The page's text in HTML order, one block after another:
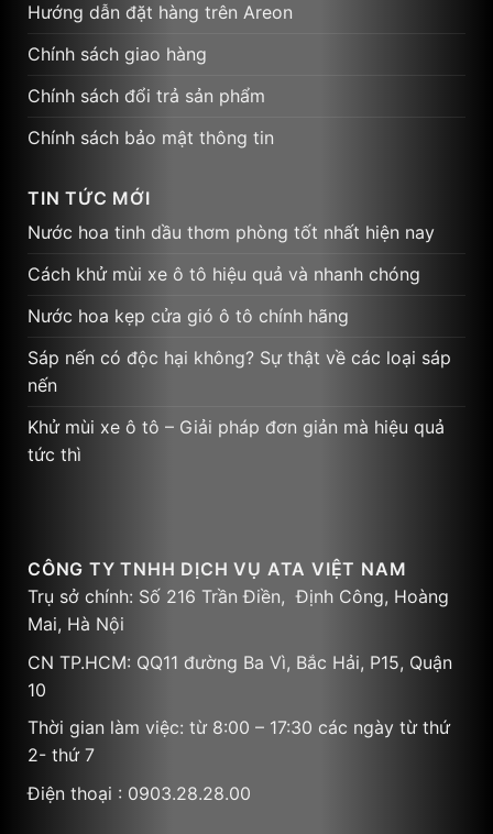
Hướng dẫn đặt hàng trên Areon
Chính sách giao hàng
Chính sách đổi trả sản phẩm
Chính sách bảo mật thông tin
TIN TỨC MỚI
Nước hoa tinh dầu thơm phòng tốt nhất hiện nay
Cách khử mùi xe ô tô hiệu quả và nhanh chóng
Nước hoa kẹp cửa gió ô tô chính hãng
Sáp nến có độc hại không? Sự thật về các loại sáp
nến
Khử mùi xe ô tô – Giải pháp đơn giản mà hiệu quả
tức thì
CÔNG TY TNHH DỊCH VỤ ATA VIỆT NAM
Trụ sở chính: Số 216 Trần Điền, Định Công, Hoàng
Mai, Hà Nội
CN TP.HCM: QQ11 đường Ba Vì, Bắc Hải, P15, Quận
10
Thời gian làm việc: từ 8:00 – 17:30 các ngày từ thứ
2- thứ 7
Điện thoại : 0903.28.28.00